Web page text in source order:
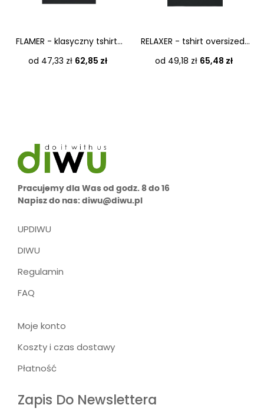
FLAMER - klasyczny tshirt...
od 47,33 zł Cena
62,85 zł
RELAXER - tshirt oversized...
od 49,18 zł Cena
65,48 zł
Pracujemy dla Was od godz. 8 do 16
Napisz do nas: diwu@diwu.pl
UPDIWU
DIWU
Regulamin
FAQ
Moje konto
Koszty i czas dostawy
Płatność
Zapis Do Newslettera